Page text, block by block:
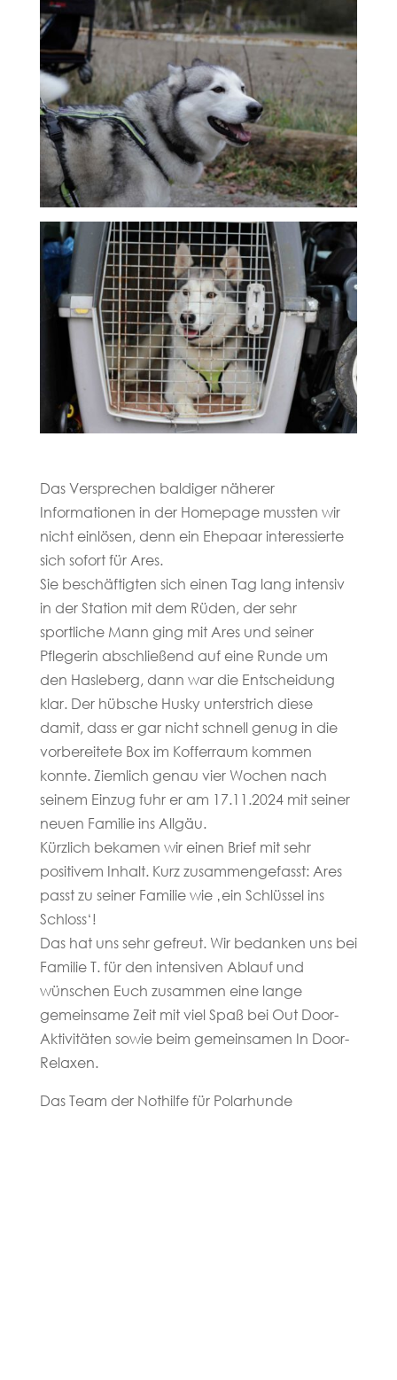
Das Versprechen baldiger näherer
Informationen in der Homepage mussten wir
nicht einlösen, denn ein Ehepaar interessierte
sich sofort für Ares.
Sie beschäftigten sich einen Tag lang intensiv
in der Station mit dem Rüden, der sehr
sportliche Mann ging mit Ares und seiner
Pflegerin abschließend auf eine Runde um
den Hasleberg, dann war die Entscheidung
klar. Der hübsche Husky unterstrich diese
damit, dass er gar nicht schnell genug in die
vorbereitete Box im Kofferraum kommen
konnte. Ziemlich genau vier Wochen nach
seinem Einzug fuhr er am 17.11.2024 mit seiner
neuen Familie ins Allgäu.
Kürzlich bekamen wir einen Brief mit sehr
positivem Inhalt. Kurz zusammengefasst: Ares
passt zu seiner Familie wie ‚ein Schlüssel ins
Schloss‘!
Das hat uns sehr gefreut. Wir bedanken uns bei
Familie T. für den intensiven Ablauf und
wünschen Euch zusammen eine lange
gemeinsame Zeit mit viel Spaß bei Out Door-
Aktivitäten sowie beim gemeinsamen In Door-
Relaxen.
Das Team der Nothilfe für Polarhunde